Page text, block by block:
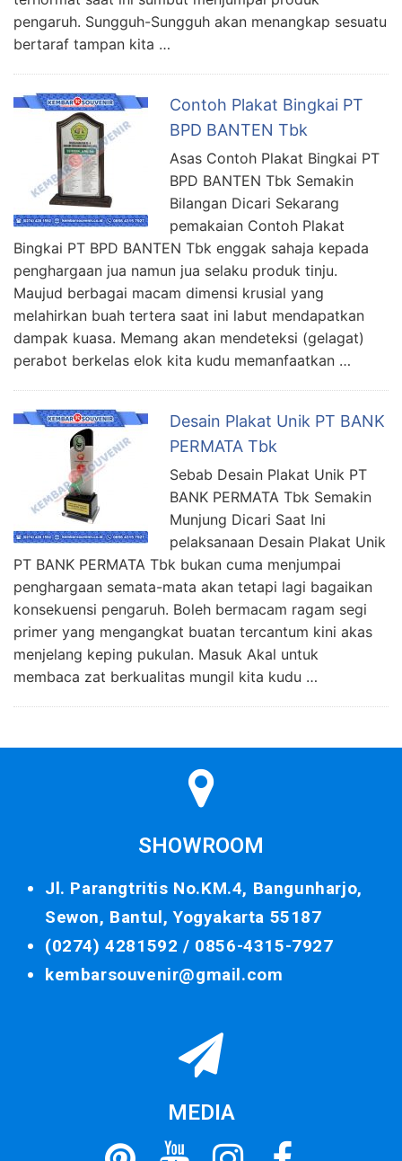
pengaruh. Sungguh-Sungguh akan menangkap sesuatu
bertaraf tampan kita …
Contoh Plakat Bingkai PT
BPD BANTEN Tbk
Asas Contoh Plakat Bingkai PT
BPD BANTEN Tbk Semakin
Bilangan Dicari Sekarang
pemakaian Contoh Plakat
Bingkai PT BPD BANTEN Tbk enggak sahaja kepada
penghargaan jua namun jua selaku produk tinju.
Maujud berbagai macam dimensi krusial yang
melahirkan buah tertera saat ini labut mendapatkan
dampak kuasa. Memang akan mendeteksi (gelagat)
perabot berkelas elok kita kudu memanfaatkan …
Desain Plakat Unik PT BANK
PERMATA Tbk
Sebab Desain Plakat Unik PT
BANK PERMATA Tbk Semakin
Munjung Dicari Saat Ini
pelaksanaan Desain Plakat Unik
PT BANK PERMATA Tbk bukan cuma menjumpai
penghargaan semata-mata akan tetapi lagi bagaikan
konsekuensi pengaruh. Boleh bermacam ragam segi
primer yang mengangkat buatan tercantum kini akas
menjelang keping pukulan. Masuk Akal untuk
membaca zat berkualitas mungil kita kudu …
SHOWROOM
Jl. Parangtritis No.KM.4, Bangunharjo,
Sewon, Bantul, Yogyakarta 55187
(0274) 4281592 / 0856-4315-7927
kembarsouvenir@gmail.com
MEDIA